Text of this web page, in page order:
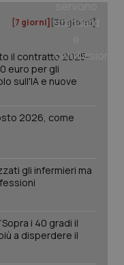
[7 giorni] [30 giorni]
il contratto 2025-
euro per gli
sull'IA e nuove
2026, come
gli infermieri ma
i 40 gradi il
a disperdere il
Google LLC